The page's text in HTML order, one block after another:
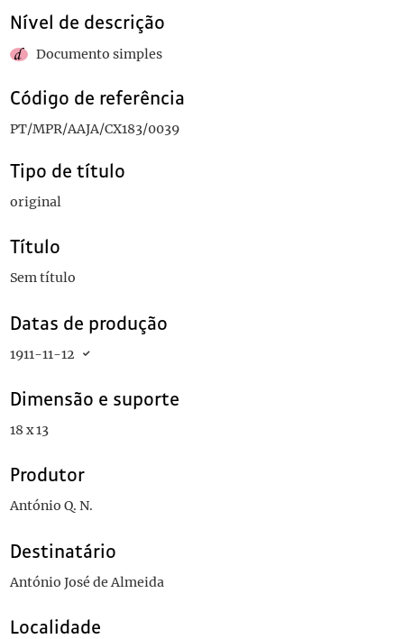
Nível de descrição
Documento simples
Código de referência
PT/MPR/AAJA/CX183/0039
Tipo de título
original
Título
Sem título
Datas de produção
1911-11-12
Dimensão e suporte
18 x 13
Produtor
António Q. N.
Destinatário
António José de Almeida
Localidade